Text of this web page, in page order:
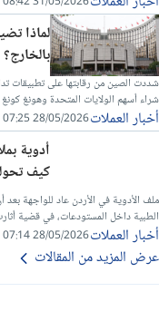
لماذا
بالخارج؟
شددت الصين من رقابتها على تطبيقات
شراء أسهم الولايات المتحدة وهونغ
أخبار العملات28/05/2026 07:25 GMT0
أدوية
كيف
ملف الأدوية في الأردن عاد للواجهة
الطبية داخل المستودعات، في قضية
أخبار العملات28/05/2026 07:14 GMT0
عرض المزيد من المقالات